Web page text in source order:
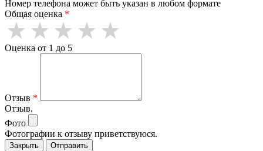
Номер телефона может быть указан в любом формате
Общая оценка *
Оценка от 1 до 5
Отзыв *
Отзыв.
Фото
Фотографии к отзыву приветствуюся.
Закрыть Отправить